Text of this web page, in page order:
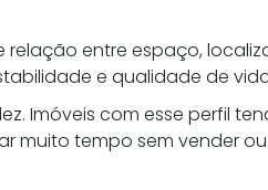
relação entre espaço,
e qualidade de
Imóveis com esse perfil
muito tempo sem vender ou